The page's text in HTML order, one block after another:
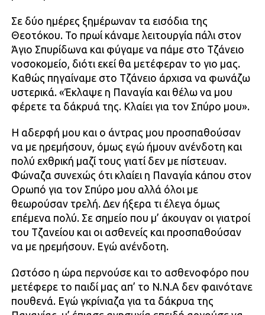
Σε δύο ημέρες ξημέρωναν τα εισόδια της
Θεοτόκου. Το πρωί κάναμε λειτουργία πάλι στον
Άγιο Σπυρίδωνα και φύγαμε να πάμε στο Τζάνειο
νοσοκομείο, διότι εκεί θα μετέφεραν το γιο μας.
Καθώς πηγαίναμε στο Τζάνειο άρχισα να φωνάζω
υστερικά. «Έκλαψε η Παναγία και θέλω να μου
φέρετε τα δάκρυά της. Κλαίει για τον Σπύρο μου».
Η αδερφή μου και ο άντρας μου προσπαθούσαν
να με ηρεμήσουν, όμως εγώ ήμουν ανένδοτη και
πολύ εχθρική μαζί τους γιατί δεν με πίστευαν.
Φώναζα συνεχώς ότι κλαίει η Παναγία κάπου στον
Ορωπό για τον Σπύρο μου αλλά όλοι με
θεωρούσαν τρελή. Δεν ήξερα τι έλεγα όμως
επέμενα πολύ. Σε σημείο που μ’ άκουγαν οι γιατροί
του Τζανείου και οι ασθενείς και προσπαθούσαν
να με ηρεμήσουν. Εγώ ανένδοτη.
Ωστόσο η ώρα περνούσε και το ασθενοφόρο που
μετέφερε το παιδί μας απ’ το Ν.Ν.Α δεν φαινότανε
πουθενά. Εγώ γκρίνιαζα για τα δάκρυα της